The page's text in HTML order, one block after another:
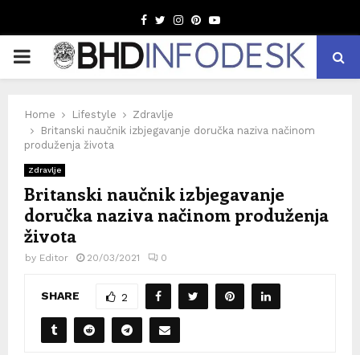
Facebook
TwitterInstagram
Pinterest
Youtube
PRIMARY
Home Lifestyle
Zdravlje
Britanski naučnik izbjegavanje doručka naziva načinom
produženja života
Zdravlje
Britanski naučnik izbjegavanje
doručka naziva načinom produženja
života
by Editor 20/03/2021 0
SHARE 2